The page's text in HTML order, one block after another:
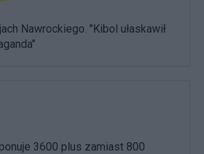
Nawrockiego. "Kibol ułaskawił
3600 plus zamiast 800